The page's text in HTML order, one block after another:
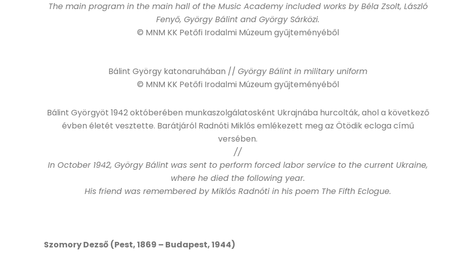
The main program in the main hall of the Music Academy included works by Béla Zsolt, László
Fenyő, György Bálint and György Sárközi.
© MNM KK Petőfi Irodalmi Múzeum gyűjteményéből
Bálint György katonaruhában // György Bálint in military uniform
© MNM KK Petőfi Irodalmi Múzeum gyűjteményéből
Bálint Györgyöt 1942 októberében munkaszolgálatosként Ukrajnába hurcolták, ahol a következő
évben életét vesztette. Barátjáról Radnóti Miklós emlékezett meg az Ötödik ecloga című
versében.
//
In October 1942, György Bálint was sent to perform forced labor service to the current Ukraine,
where he died the following year.
His friend was remembered by Miklós Radnóti in his poem The Fifth Eclogue.
Szomory Dezső (Pest, 1869 – Budapest, 1944)